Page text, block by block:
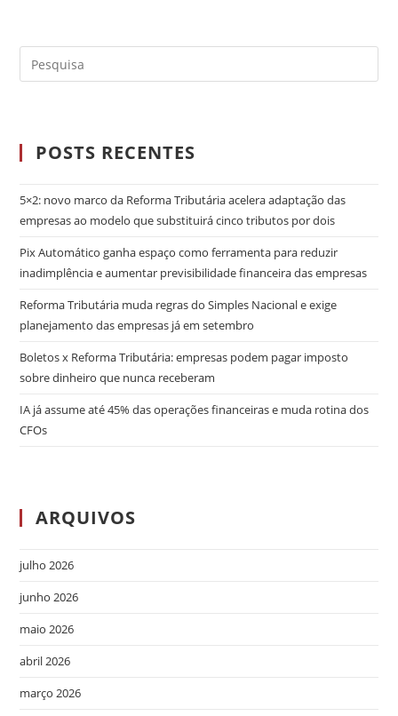
POSTS RECENTES
5×2: novo marco da Reforma Tributária acelera adaptação das
empresas ao modelo que substituirá cinco tributos por dois
Pix Automático ganha espaço como ferramenta para reduzir
inadimplência e aumentar previsibilidade financeira das empresas
Reforma Tributária muda regras do Simples Nacional e exige
planejamento das empresas já em setembro
Boletos x Reforma Tributária: empresas podem pagar imposto
sobre dinheiro que nunca receberam
IA já assume até 45% das operações financeiras e muda rotina dos
CFOs
ARQUIVOS
julho 2026
junho 2026
maio 2026
abril 2026
março 2026